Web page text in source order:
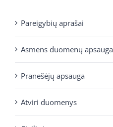
Pareigybių aprašai
Asmens duomenų apsauga
Pranešėjų apsauga
Atviri duomenys